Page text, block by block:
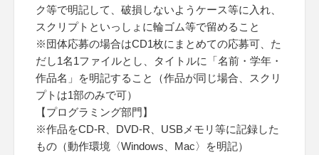
ク等で明記して、破損しないようケース等に入れ、
スクリプトといっしょに輪ゴム等で留めること
※団体応募の場合はCD1枚にまとめての応募可、た
だし1名1ファイルとし、タイトルに「名前・学年・
作品名」を明記すること（作品が同じ場合、スクリ
プトは1部のみで可）
【プログラミング部門】
※作品をCD-R、DVD-R、USBメモリ等に記録した
もの（動作環境〈Windows、Mac〉を明記）